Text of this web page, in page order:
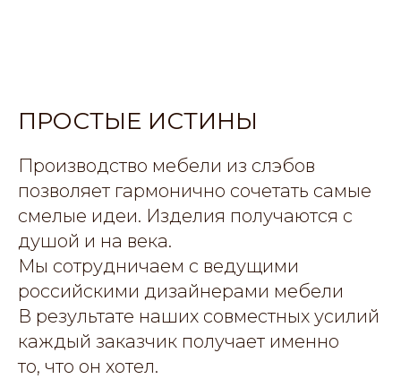
ПРОСТЫЕ ИСТИНЫ
Производство мебели из слэбов
позволяет гармонично сочетать самые
смелые идеи. Изделия получаются с
душой и на века.
Мы сотрудничаем с ведущими
российскими дизайнерами мебели
В результате наших совместных усилий
каждый заказчик получает именно
то, что он хотел.